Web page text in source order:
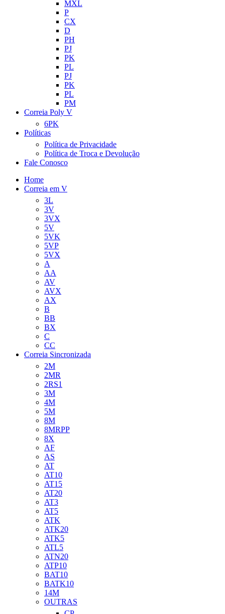
MXL
P
CX
D
PH
PJ
PK
PL
PJ
PK
PL
PM
Correia Poly V
6PK
Políticas
Política de Privacidade
Política de Troca e Devolução
Fale Conosco
Home
Correia em V
3L
3V
3VX
5V
5VK
5VP
5VX
A
AA
AV
AVX
AX
B
BB
BX
C
CC
Correia Sincronizada
2M
2MR
2RS1
3M
4M
5M
8M
8MRPP
8X
AF
AS
AT
AT10
AT15
AT20
AT3
AT5
ATK
ATK20
ATK5
ATL5
ATN20
ATP10
BAT10
BATK10
14M
OUTRAS